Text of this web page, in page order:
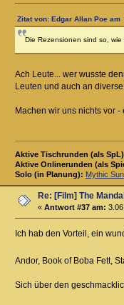
Zitat von: Edgar Allan Poe am
Die Rezensionen sind so,
Ach Leute... wer wusste
Leuten und auch an
Machen wir uns nichts vor
Aktive Tischrunden (als
Aktive Onlinerunden (als
Solo (in Planung): Mythic
Re: [Film] The
«Antwort #37 am:
Ich hab den Vorteil, ein
Andor, Book of Boba Fett,
Sich über den